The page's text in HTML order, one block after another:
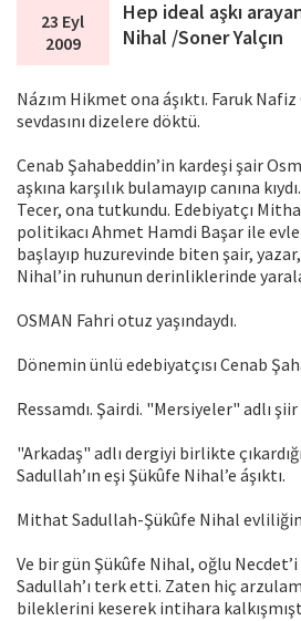
23 Eyl
2009
Hep ideal aşkı
Nihal /Soner Yalçın
Názım Hikmet ona áşıktı. Faruk
sevdasını dizelere döktü.
Cenab Şahabeddin’in kardeşi şair
aşkına karşılık bulamayıp canına
Tecer, ona tutkundu. Edebiyatçı
politikacı Ahmet Hamdi Başar ile
başlayıp huzurevinde biten şair,
Nihal’in ruhunun derinliklerinde
OSMAN Fahri otuz yaşındaydı.
Dönemin ünlü edebiyatçısı Cenab
Ressamdı. Şairdi. "Mersiyeler" adlı şiir
"Arkadaş" adlı dergiyi birlikte
Sadullah’ın eşi Şükûfe Nihal’e áşıktı.
Mithat Sadullah-Şükûfe Nihal
Ve bir gün Şükûfe Nihal, oğlu
Sadullah’ı terk etti. Zaten hiç
bileklerini keserek intihara